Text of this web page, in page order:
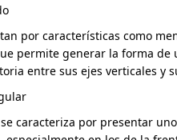
por características como
permite generar la forma de
entre sus ejes verticales y
caracteriza por presentar